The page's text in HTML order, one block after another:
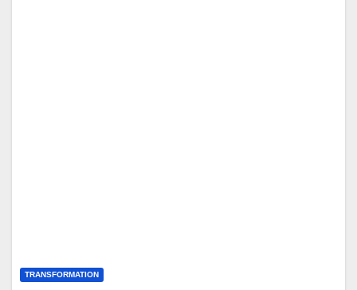
TRANSFORMATION